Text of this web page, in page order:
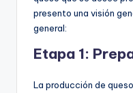
presento una visión
general:
Etapa 1:
La producción de